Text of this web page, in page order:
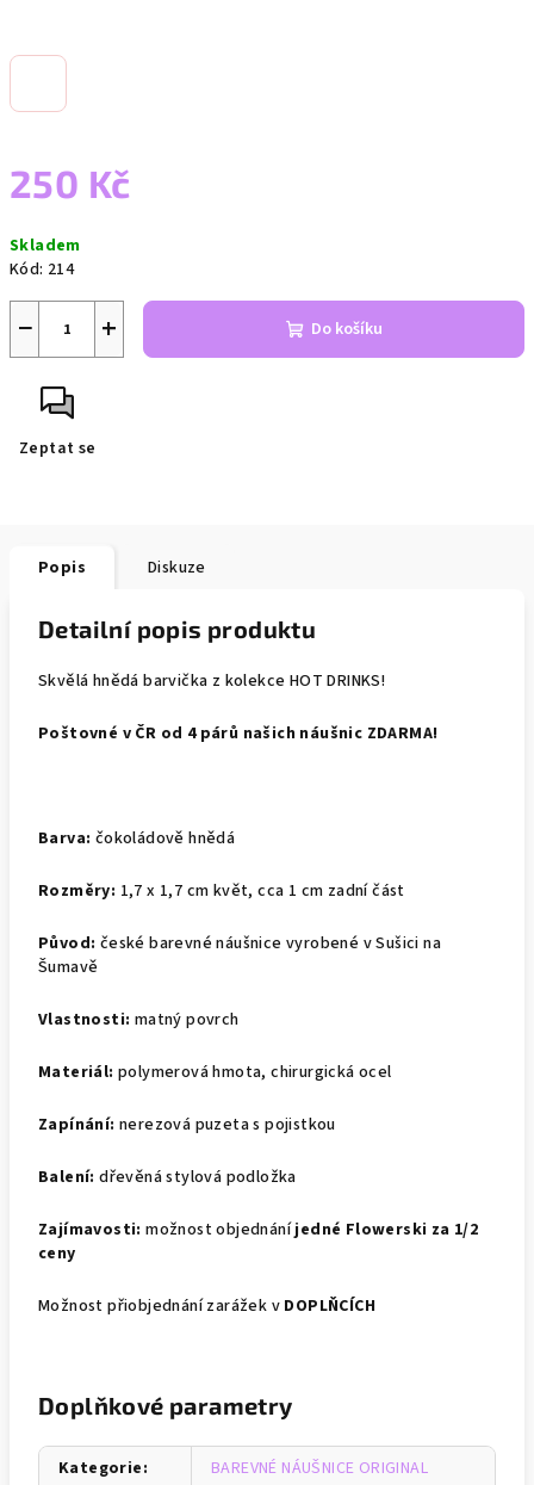
250 Kč
cena:
Skladem
Kód: 214
+
− Do košíku
Zeptat se
Popis Diskuze
Detailní popis produktu
Skvělá hnědá barvička z kolekce HOT DRINKS!
Poštovné v ČR od 4 párů našich náušnic ZDARMA!
Barva: čokoládově hnědá
Rozměry: 1,7 x 1,7 cm květ, cca 1 cm zadní část
Původ: české barevné náušnice vyrobené v Sušici na
Šumavě
Vlastnosti: matný povrch
Materiál: polymerová hmota, chirurgická ocel
Zapínání: nerezová puzeta s pojistkou
Balení: dřevěná stylová podložka
Zajímavosti: možnost objednáníjedné Flowerski za 1/2
ceny
Možnost přiobjednání zarážek v DOPLŇCÍCH
Doplňkové parametry
Kategorie:
BAREVNÉ NÁUŠNICE ORIGINAL